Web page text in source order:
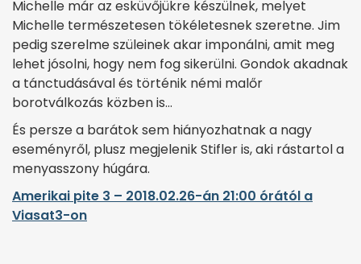
Michelle már az esküvőjükre készülnek, melyet
Michelle természetesen tökéletesnek szeretne. Jim
pedig szerelme szüleinek akar imponálni, amit meg
lehet jósolni, hogy nem fog sikerülni. Gondok akadnak
a tánctudásával és történik némi malőr
borotválkozás közben is…
És persze a barátok sem hiányozhatnak a nagy
eseményről, plusz megjelenik Stifler is, aki rástartol a
menyasszony húgára.
Amerikai pite 3 – 2018.02.26-án 21:00 órától a
Viasat3-on